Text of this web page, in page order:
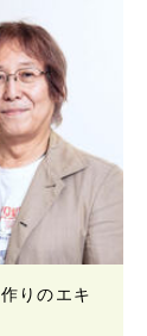
りのエキ